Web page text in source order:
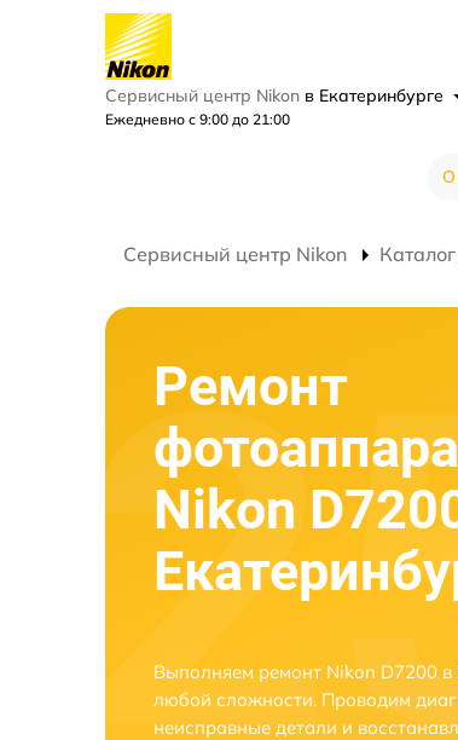
Сервисный центр Nikon в Екатеринбурге
Ежедневно с 9:00 до 21:00
О
Сервисный центр Nikon
Ремонт
Nikon
Выполняем ремонт Nikon D7200 в
любой сложности. Проводим
неисправные детали и